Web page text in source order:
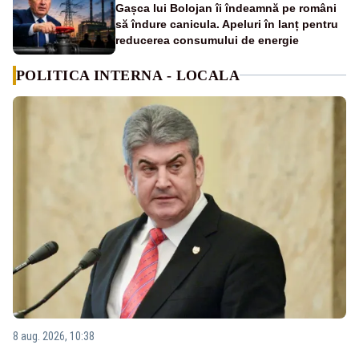
Gașca lui Bolojan îi îndeamnă pe români
să îndure canicula. Apeluri în lanț pentru
reducerea consumului de energie
POLITICA INTERNA - LOCALA
8 aug. 2026, 10:38